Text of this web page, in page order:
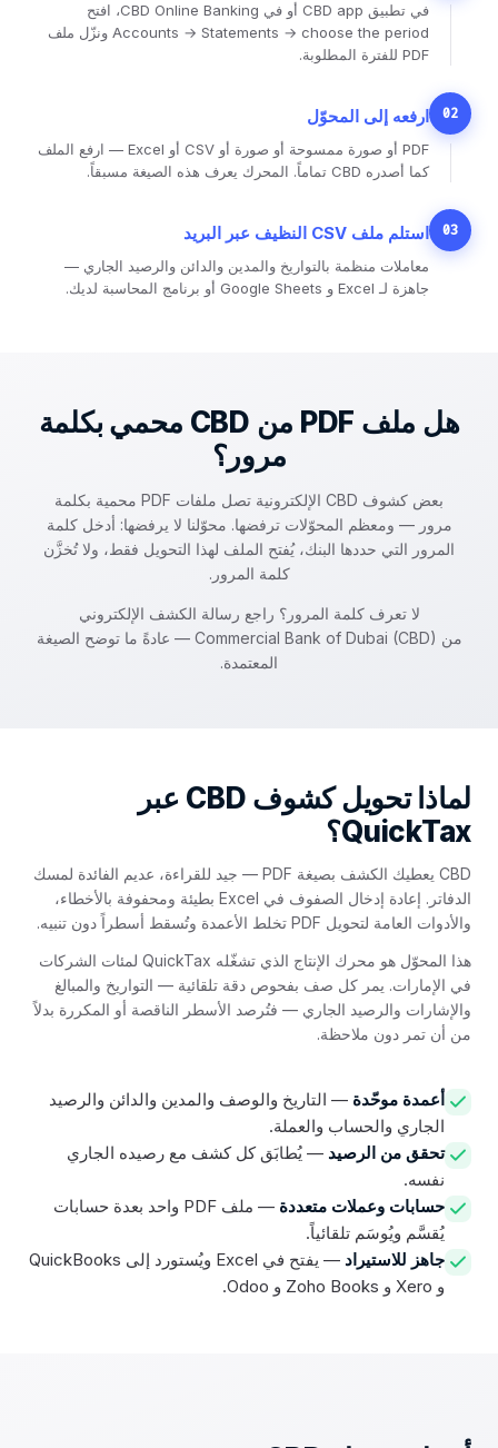
في تطبيق CBD app أو في CBD Online Banking، افتح
Accounts → Statements → choose the period ونزّل ملف
PDF للفترة المطلوبة.
02 ارفعه إلى المحوّل
PDF أو صورة ممسوحة أو صورة أو CSV أو Excel — ارفع الملف
كما أصدره CBD تماماً. المحرك يعرف هذه الصيغة مسبقاً.
03 استلم ملف CSV النظيف عبر البريد
معاملات منظمة بالتواريخ والمدين والدائن والرصيد الجاري —
جاهزة لـ Excel و Google Sheets أو برنامج المحاسبة لديك.
هل ملف PDF من CBD محمي بكلمة
مرور؟
بعض كشوف CBD الإلكترونية تصل ملفات PDF محمية بكلمة
مرور — ومعظم المحوّلات ترفضها. محوّلنا لا يرفضها: أدخل كلمة
المرور التي حددها البنك، يُفتح الملف لهذا التحويل فقط، ولا تُخزَّن
كلمة المرور.
لا تعرف كلمة المرور؟ راجع رسالة الكشف الإلكتروني
من Commercial Bank of Dubai (CBD) — عادةً ما توضح الصيغة
المعتمدة.
لماذا تحويل كشوف CBD عبر
QuickTax؟
CBD يعطيك الكشف بصيغة PDF — جيد للقراءة، عديم الفائدة لمسك
الدفاتر. إعادة إدخال الصفوف في Excel بطيئة ومحفوفة بالأخطاء،
والأدوات العامة لتحويل PDF تخلط الأعمدة وتُسقط أسطراً دون تنبيه.
هذا المحوّل هو محرك الإنتاج الذي تشغّله QuickTax لمئات الشركات
في الإمارات. يمر كل صف بفحوص دقة تلقائية — التواريخ والمبالغ
والإشارات والرصيد الجاري — فتُرصد الأسطر الناقصة أو المكررة بدلاً
من أن تمر دون ملاحظة.
أعمدة موحّدة — التاريخ والوصف والمدين والدائن والرصيد
الجاري والحساب والعملة.
تحقق من الرصيد — يُطابَق كل كشف مع رصيده الجاري
نفسه.
حسابات وعملات متعددة
— ملف PDF واحد بعدة حسابات
يُقسَّم ويُوسَم تلقائياً.
جاهز للاستيراد
— يفتح في Excel ويُستورد إلى QuickBooks
و Xero و Zoho Books و Odoo.